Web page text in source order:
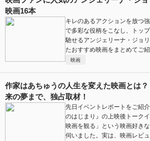
映画16本
キレのあるアクションを放つ
で多彩な役柄をこなし、トッ
馳せるアンジェリーナ・ジョ
たおすすめ映画をまとめてご
映画
作家はあちゅうの人生を変えた映画とは
来の夢まで、独占取材！
先日イベントレポートをご紹
のはじまり』の上映後トーク
映画を観る」という映画好き
伺いました。実は、映画レビ